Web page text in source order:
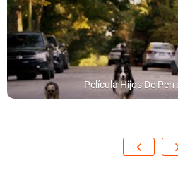
Película Hijos De